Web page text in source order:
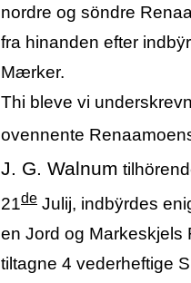
nordre og söndre
fra hinanden efter
Mærker.
Thi bleve vi
ovennente
J. G. Walnum
21de Julij, indbÿrdes
en Jord og Markeskjels
tiltagne 4 vederheftige